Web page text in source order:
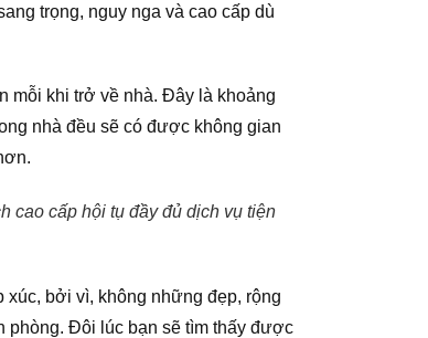
trọng, nguy nga và cao cấp dù
mỗi khi trở về nhà. Đây là khoảng
nhà đều sẽ có được không gian
cao cấp hội tụ đầy đủ dịch vụ tiện
xúc, bởi vì, không những đẹp, rộng
phòng. Đôi lúc bạn sẽ tìm thấy được